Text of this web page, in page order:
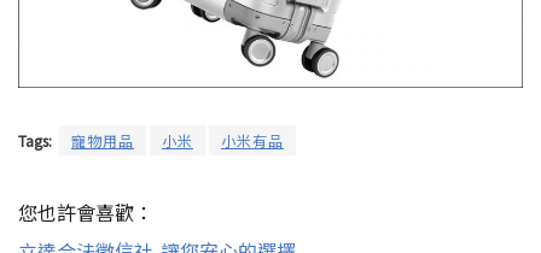
Tags: 寵物用品 小米 小米有品
您也許會喜歡：